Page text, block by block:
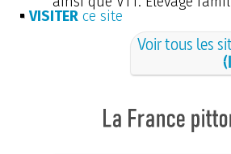
VISITERce site
Voir tous les